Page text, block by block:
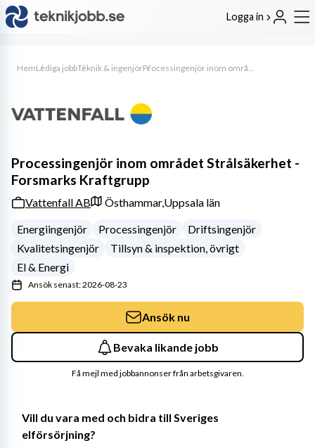
Logga in
HemLediga jobbTeknik & ingenjör Processingenjör inom området Strålsäkerhet - Forsmarks Kraftgrupp
Vill du vara med och bidra till Sveriges
elförsörjning?
Processingenjör inom området Strålsäkerhet -
Forsmarks Kraftgrupp
Vattenfall AB Östhammar,Uppsala län
Energiingenjör
Processingenjör
Driftsingenjör
Kvalitetsingenjör
Tillsyn & inspektion, övrigt
El & Energi
Ansök senast: 2026-08-23
Ansök nu
Bevaka likande jobb
Få mejl med jobbannonser från arbetsgivaren.